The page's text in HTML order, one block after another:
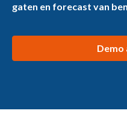
gaten en forecast van
Demo